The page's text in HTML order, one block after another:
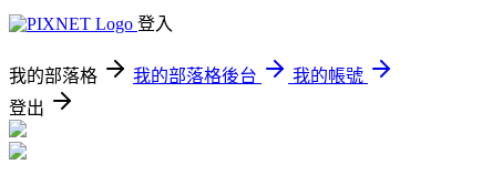
登入
我的部落格 我的部落格後台
我的帳號
登出